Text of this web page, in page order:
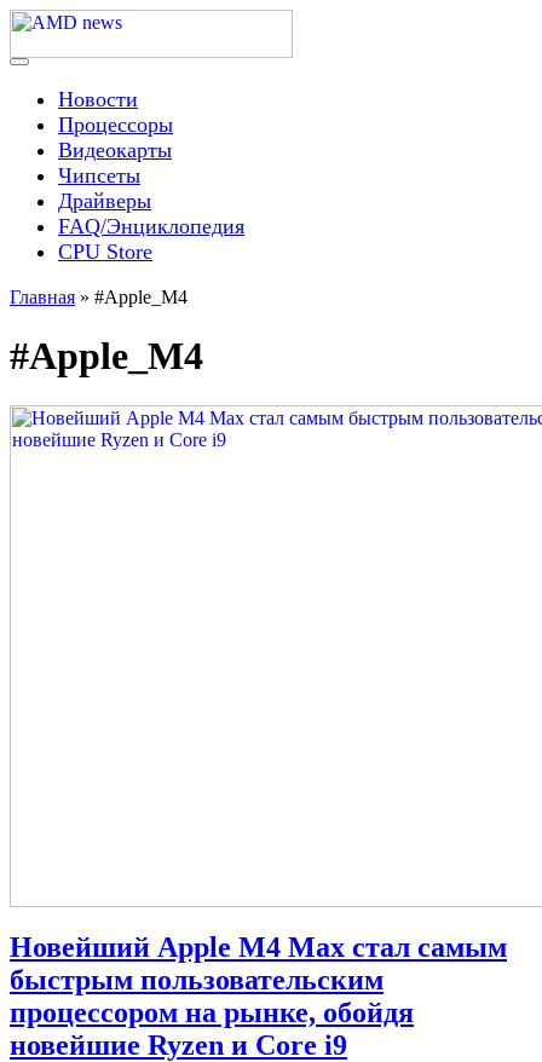
Skip
content
AMD news
Menu
Новости
Процессоры
Видеокарты
Чипсеты
Драйверы
FAQ/Энциклопедия
CPU Store
Главная » #Apple_M4
#Apple_M4
Новейший Apple M4 Max стал самым
быстрым пользовательским
процессором на рынке, обойдя
новейшие Ryzen и Core i9